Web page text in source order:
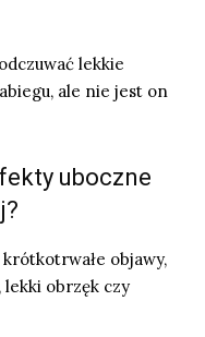
lekkie
ale nie jest on
uboczne
objawy,
obrzęk czy